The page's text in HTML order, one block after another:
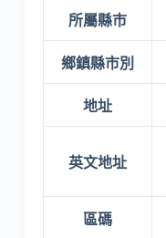
所屬縣市
鄉鎮縣市別
地址
英文地址
區碼